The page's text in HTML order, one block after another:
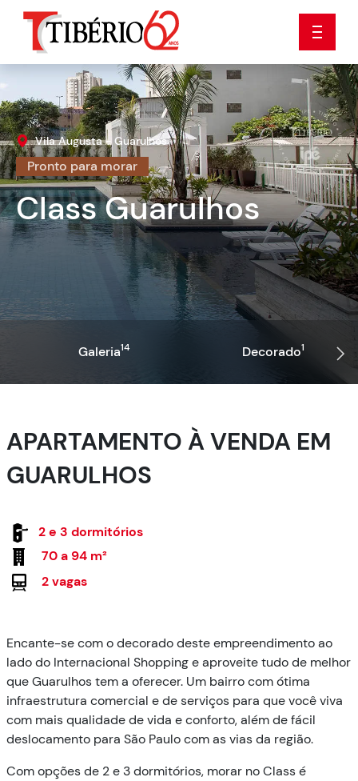
Vila Augusta - Guarulhos
Pronto para morar
Class Guarulhos
Galeria14 Decorado1
APARTAMENTO À VENDA EM
GUARULHOS
2 e 3 dormitórios
70 a 94 m²
2 vagas
Encante-se com o decorado deste empreendimento ao
lado do Internacional Shopping e aproveite tudo de melhor
que Guarulhos tem a oferecer. Um bairro com ótima
infraestrutura comercial e de serviços para que você viva
com mais qualidade de vida e conforto, além de fácil
deslocamento para São Paulo com as vias da região.
Com opções de 2 e 3 dormitórios, morar no Class é